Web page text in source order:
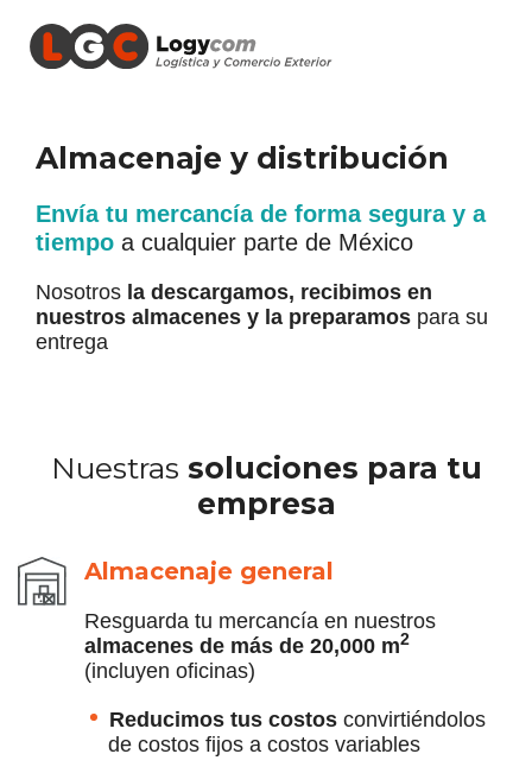
Almacenaje y distribución
Envía tu mercancía de forma segura y a
tiempo a cualquier parte de México
Nosotros la descargamos, recibimos en
nuestros almacenes y la preparamos para su
entrega
Nuestras soluciones para tu
empresa
Almacenaje general
Resguarda tu mercancía en nuestros
almacenes de más de 20,000 m2
(incluyen oficinas)
Reducimos tus costos convirtiéndolos
de costos fijos a costos variables